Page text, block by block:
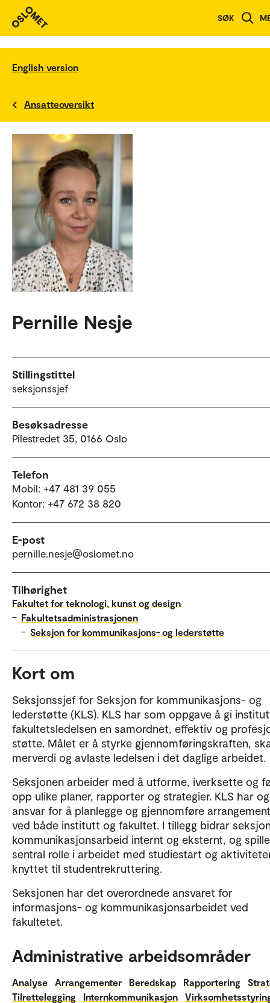
SØK
English version
Ansatteoversikt
Pernille Nesje
Stillingstittel
seksjonssjef
Besøksadresse
Pilestredet 35, 0166 Oslo
Telefon
Mobil: +47 481 39 055
Kontor: +47 672 38 820
E-post
pernille.nesje@oslomet.no
Tilhørighet
Fakultet for teknologi, kunst og design
– Fakultetsadministrasjonen
– Seksjon for kommunikasjons- og lederstøtte
Kort om
Seksjonssjef for Seksjon for kommunikasjons- og
lederstøtte (KLS). KLS har som oppgave å gi
fakultetsledelsen en samordnet, effektiv og
støtte. Målet er å styrke gjennomføringskraften,
merverdi og avlaste ledelsen i det daglige arbeidet.
Seksjonen arbeider med å utforme, iverksette og
opp ulike planer, rapporter og strategier. KLS har
ansvar for å planlegge og gjennomføre
ved både institutt og fakultet. I tillegg bidrar
kommunikasjonsarbeid internt og eksternt, og
sentral rolle i arbeidet med studiestart og
knyttet til studentrekruttering.
Seksjonen har det overordnede ansvaret for
informasjons- og kommunikasjonsarbeidet ved
fakultetet.
Administrative arbeidsområder
Analyse Arrangementer Beredskap Rapportering
Tilrettelegging
Internkommunikasjon